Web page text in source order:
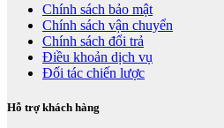
Chính sách bảo mật
Chính sách vận chuyển
Chính sách đổi trả
Điều khoản dịch vụ
Đối tác chiến lược
Hỗ trợ khách hàng